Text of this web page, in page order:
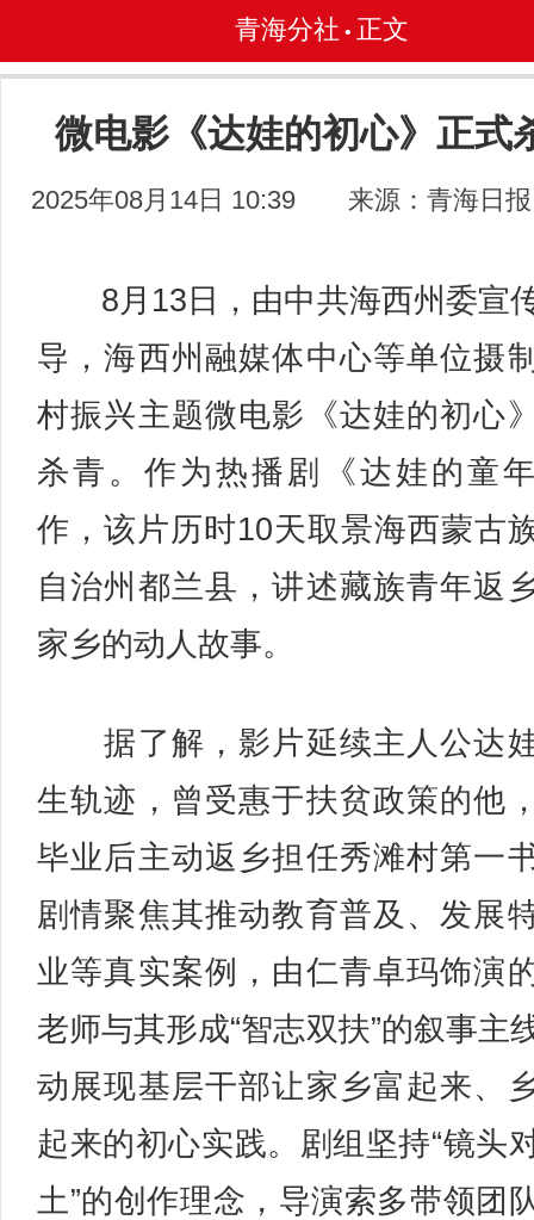
青海分社 • 正文
微电影《达娃的初心》正式
2025年08月14日 10:39 来源：青海日报
8月13日，由中共海西州委宣
导，海西州融媒体中心等单位摄
村振兴主题微电影《达娃的初心
杀青。作为热播剧《达娃的童
作，该片历时10天取景海西蒙古
自治州都兰县，讲述藏族青年返
家乡的动人故事。
据了解，影片延续主人公达
生轨迹，曾受惠于扶贫政策的他
毕业后主动返乡担任秀滩村第一
剧情聚焦其推动教育普及、发展
业等真实案例，由仁青卓玛饰演
老师与其形成“智志双扶”的叙事主
动展现基层干部让家乡富起来、
起来的初心实践。剧组坚持“镜头
土”的创作理念，导演索多带领团